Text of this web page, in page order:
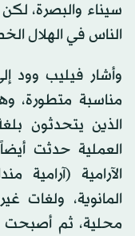
سيناء والبصرة،
الناس في الهلال
وأشار فيليب وود
مناسبة متطورة،
الذين يتحدثون
العملية حدثت
الآرامية (آرامية
المانوية، ولغات
محلية، ثم